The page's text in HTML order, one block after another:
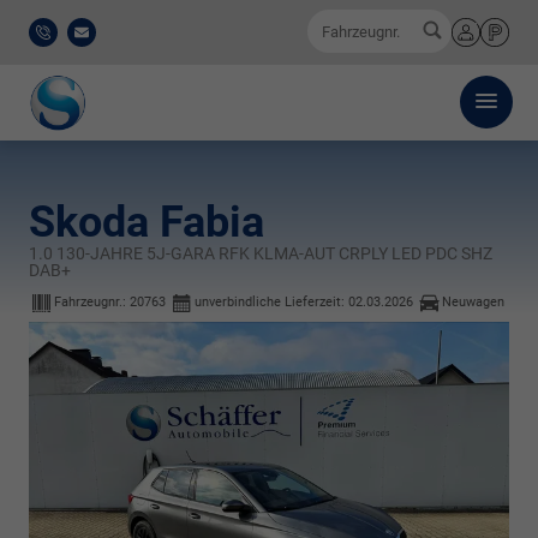
0521
911
777-
E-
Fahrzeugnr.
Anmelden
Merkliste
Skoda Fabia
1.0 130-JAHRE 5J-GARA RFK KLMA-AUT CRPLY LED PDC SHZ
DAB+
Fahrzeugnr.: 20763 unverbindliche Lieferzeit: 02.03.2026 Neuwagen